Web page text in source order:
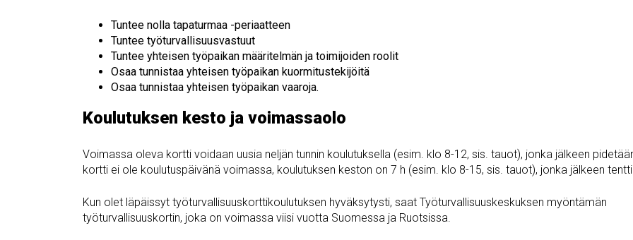
Tuntee nolla tapaturmaa -periaatteen
Tuntee työturvallisuusvastuut
Tuntee yhteisen työpaikan määritelmän ja toimijoiden roolit
Osaa tunnistaa yhteisen työpaikan kuormitustekijöitä
Osaa tunnistaa yhteisen työpaikan vaaroja.
Koulutuksen kesto ja voimassaolo
Voimassa oleva kortti voidaan uusia neljän tunnin koulutuksella (esim. klo 8-12, sis. tauot), jonka jälkeen
kortti ei ole koulutuspäivänä voimassa, koulutuksen keston on 7 h (esim. klo 8-15, sis. tauot), jonka jälkeen tentti.
Kun olet läpäissyt työturvallisuuskorttikoulutuksen hyväksytysti, saat Työturvallisuuskeskuksen myöntämän
työturvallisuuskortin, joka on voimassa viisi vuotta Suomessa ja Ruotsissa.